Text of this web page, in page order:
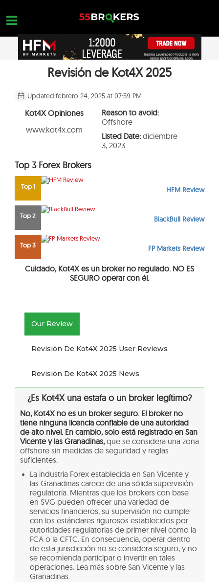
content
FORMACIÓN EN FOREX
FORMACIÓN EN FOREX
CONTACTA
OPEN A FREE ACCOUNT
Revisión de Kot4X 2025
Updated:febrero 24, 2025 at 07:59 PM
Kot4X Opiniones
www.kot4x.com
Reason to avoid:
Offshore
Listed Date:diciembre
3, 2023
Top 3 Forex Brokers
Top 1 HFM Review
Top 2 BlackBull Review
Top 3 FP Markets Review
Cuidado, Kot4X es un broker no regulado. NO ES
SEGURO operar con él.
Our Review
Revisión De Kot4X 2025 User Reviews
Revisión De Kot4X 2025 News
¿Es Kot4X una estafa o un broker legítimo?
No, Kot4X no es un broker seguro. El broker no
tiene ninguna licencia confiable de una autoridad
de alto nivel. En cambio, solo está registrado en San
Vicente y las Granadinas,que se considera una zona
offshore sin medidas de seguridad y reglas
suficientes.
La industria Forex establecida en San Vicente y
las Granadinas carece de una sólida supervisión
regulatoria. Mientras que los brokers con base
en SVG pueden ofrecer una variedad de
servicios financieros, su supervisión no cumple
con los estándares rigurosos establecidos por
autoridades regulatorias de primer nivel como la
FCA o la CFTC. En consecuencia, operar dentro
de esta jurisdicción no se considera seguro, y no
se recomienda participar o invertir en tales
operaciones. Lea más sobre San Vicente y las
Granadinas.